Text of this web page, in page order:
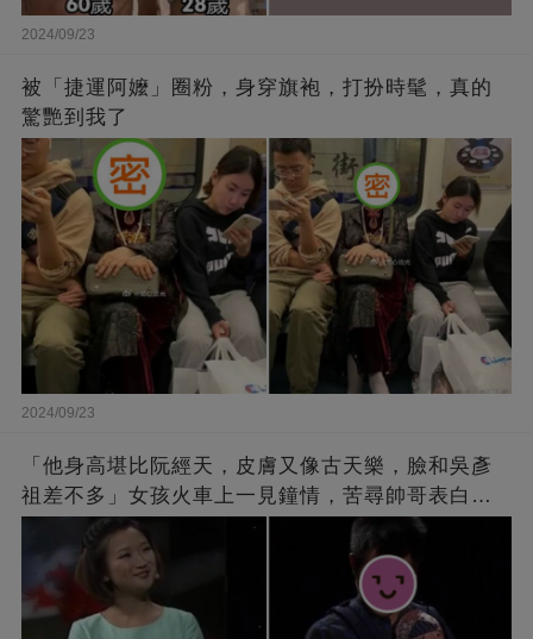
2024/09/23
被「捷運阿嬤」圈粉，身穿旗袍，打扮時髦，真的
驚艷到我了
2024/09/23
「他身高堪比阮經天，皮膚又像古天樂，臉和吳彥
祖差不多」女孩火車上一見鐘情，苦尋帥哥表白，
最后卻尷尬不已